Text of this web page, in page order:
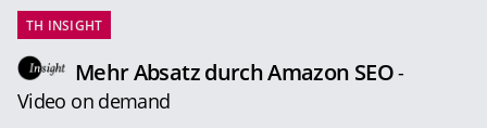
TH INSIGHT
Mehr Absatz durch Amazon SEO-
Video on demand